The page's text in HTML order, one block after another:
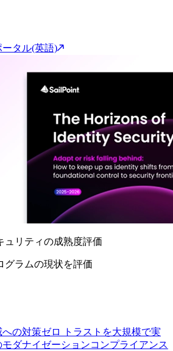
タル(英語)
ュリティの成熟度評価
グラムの現状を評価
への対策ゼロ トラストを大規模で実
ダナイゼーションコンプライアンス